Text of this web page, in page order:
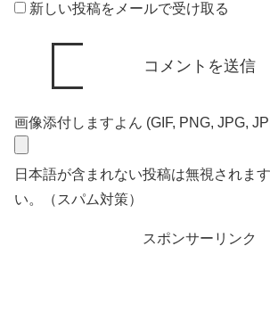
新しい投稿をメールで受け取る
画像添付しますよん (GIF, PNG, JPG,
日本語が含まれない投稿は無視されま
い。（スパム対策）
スポンサーリンク